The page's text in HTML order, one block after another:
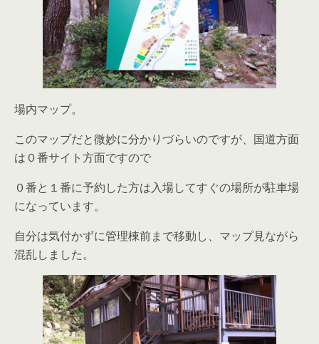
場内マップ。
このマップだと微妙に分かりづらいのですが、国道方面
は０番サイト方面ですので
０番と１番に予約した方は入場してすぐの場所が駐車場
になっています。
自分は気付かずに管理棟前まで移動し、マップ見ながら
混乱しました。